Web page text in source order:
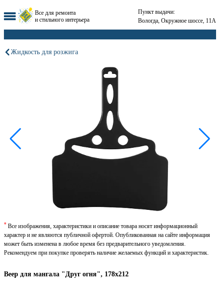
Все для ремонта
и стильного интерьера
Пункт выдачи:
Вологда, Окружное шоссе, 11А
Жидкость для розжига
Веер для мангала "Друг огня", 178х212
* Все изображения, характеристики и описание товара носят информационный
характер и не являются публичной офертой. Опубликованная на сайте информация
может быть изменена в любое время без предварительного уведомления.
Рекомендуем при покупке проверять наличие желаемых функций и характеристик.